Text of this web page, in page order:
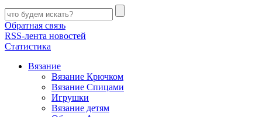
Обратная связь
RSS-лента новостей
Статистика
Вязание
Вязание Крючком
Вязание Спицами
Игрушки
Вязание детям